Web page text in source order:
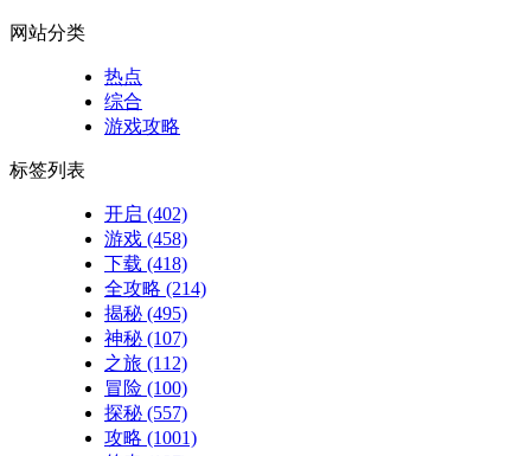
网站分类
热点
综合
游戏攻略
标签列表
开启 (402)
游戏 (458)
下载 (418)
全攻略 (214)
揭秘 (495)
神秘 (107)
之旅 (112)
冒险 (100)
探秘 (557)
攻略 (1001)